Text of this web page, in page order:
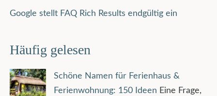
Google stellt FAQ Rich Results endgültig ein
Häufig gelesen
Schöne Namen für Ferienhaus &
Ferienwohnung: 150 Ideen Eine Frage,